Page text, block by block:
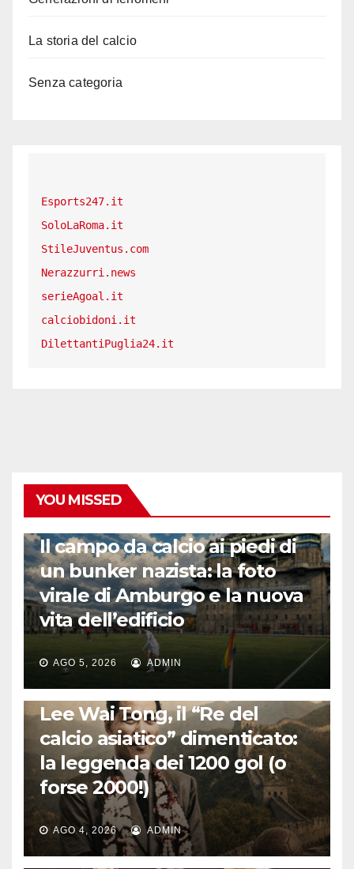
La storia del calcio
Senza categoria
Esports247.it
SoloLaRoma.it
StileJuventus.com
Nerazzurri.news
serieAgoal.it
calciobidoni.it
DilettantiPuglia24.it
YOU MISSED
Il campo da calcio ai piedi di
un bunker nazista: la foto
virale di Amburgo e la nuova
vita dell’edificio
AGO 5, 2026 ADMIN
LA STORIA DEL CALCIO
Lee Wai Tong, il “Re del
calcio asiatico” dimenticato:
la leggenda dei 1200 gol (o
forse 2000!)
AGO 4, 2026 ADMIN
CALCIO INTERNAZIONALE